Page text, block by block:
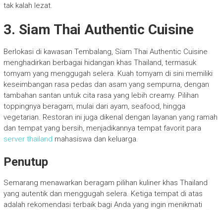
tak kalah lezat.
3. Siam Thai Authentic Cuisine
Berlokasi di kawasan Tembalang, Siam Thai Authentic Cuisine
menghadirkan berbagai hidangan khas Thailand, termasuk
tomyam yang menggugah selera. Kuah tomyam di sini memiliki
keseimbangan rasa pedas dan asam yang sempurna, dengan
tambahan santan untuk cita rasa yang lebih creamy. Pilihan
toppingnya beragam, mulai dari ayam, seafood, hingga
vegetarian. Restoran ini juga dikenal dengan layanan yang ramah
dan tempat yang bersih, menjadikannya tempat favorit para
server thailand mahasiswa dan keluarga.
Penutup
Semarang menawarkan beragam pilihan kuliner khas Thailand
yang autentik dan menggugah selera. Ketiga tempat di atas
adalah rekomendasi terbaik bagi Anda yang ingin menikmati